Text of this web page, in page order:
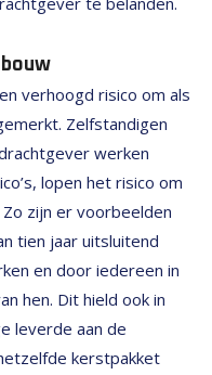
bouw
verhoogd risico om als
Zelfstandigen
werken
lopen het risico om
zijn er voorbeelden
tien jaar uitsluitend
en door iedereen in
hen. Dit hield ook in
leverde aan de
kerstpakket